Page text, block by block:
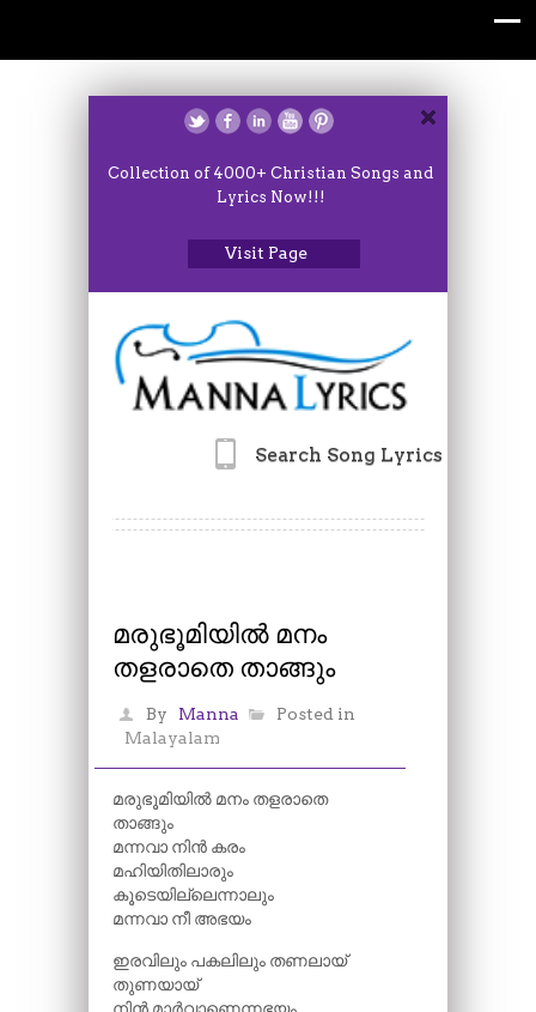
Collection of 4000+ Christian Songs and
Lyrics Now!!!
Visit Page
Search Song Lyrics
മരുഭൂമിയിൽ മനം
തളരാതെ താങ്ങും
By Manna
Posted in
Malayalam
മരുഭൂമിയിൽ മനം തളരാതെ
താങ്ങും
മന്നവാ നിൻ കരം
മഹിയിതിലാരും
കൂടെയില്ലെന്നാലും
മന്നവാ നീ അഭയം
ഇരവിലും പകലിലും തണലായ്
തുണയായ്
നിൻ മാർവാണെന്നഭയം